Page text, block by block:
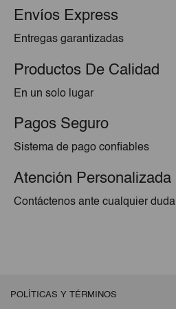
Envíos Express
Entregas garantizadas
Productos De Calidad
En un solo lugar
Pagos Seguro
Sistema de pago confiables
Atención Personalizada
Contáctenos ante cualquier duda
POLÍTICAS Y TÉRMINOS